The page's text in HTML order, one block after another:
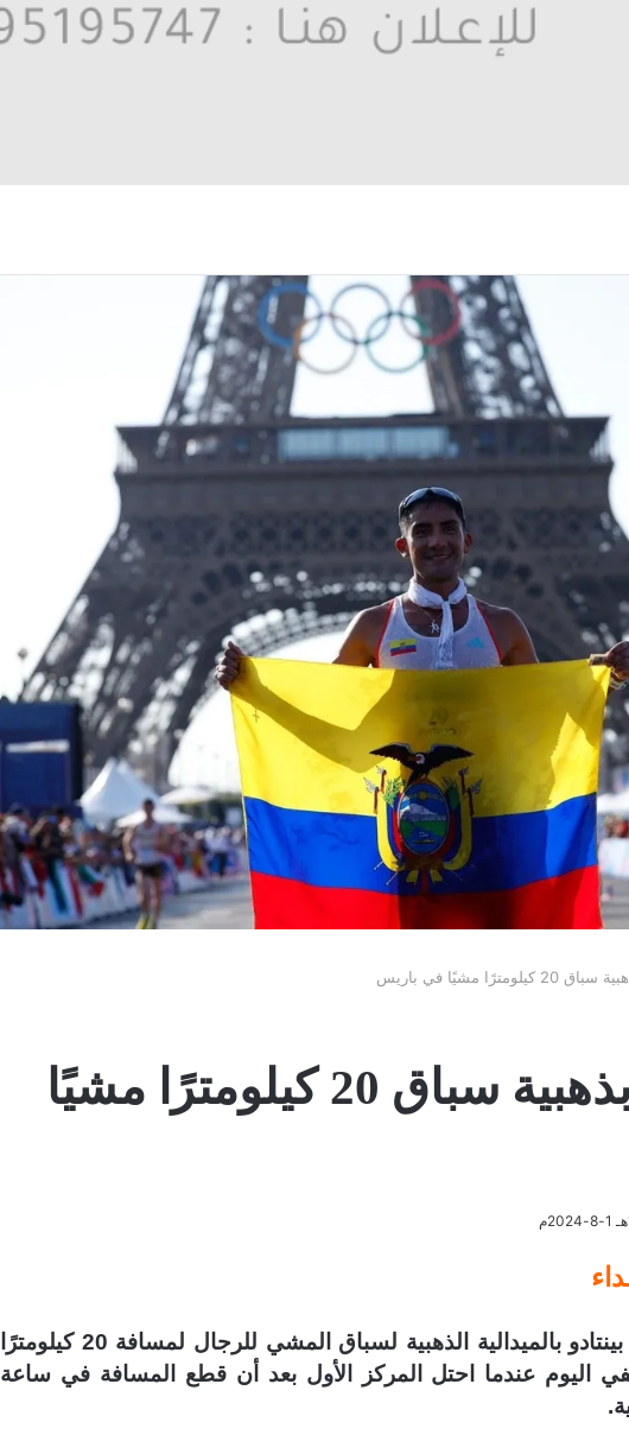
مشيًا في باريس
بينتادو يتوّج بذهبية سباق 20 كيلومترًا مشيًا
تُوّج عدّاء الإكوادور بريان بينتادو بالميدالية الذهبية لسباق المشي للرجال لمسافة 20 كيلومترًا
اليوم عندما احتل المركز الأول بعد أن قطع المسافة في ساعة